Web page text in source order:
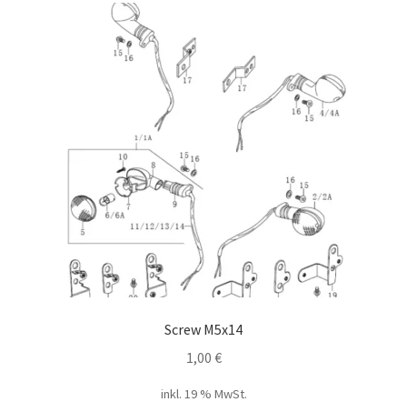
Screw M5x14
1,00 €
inkl. 19 % MwSt.